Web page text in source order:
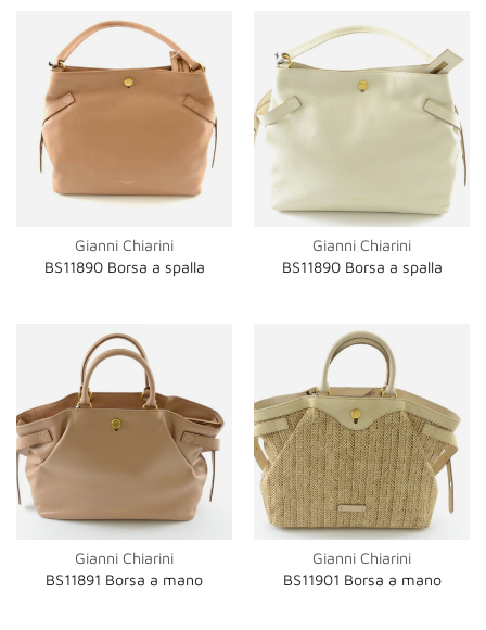
Gianni Chiarini
BS11890 Borsa a spalla
Gianni Chiarini
BS11890 Borsa a spalla
Gianni Chiarini
BS11891 Borsa a mano
Gianni Chiarini
BS11901 Borsa a mano